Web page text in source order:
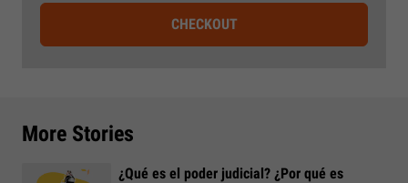
CHECKOUT
More Stories
¿Qué es el poder judicial? ¿Por qué es